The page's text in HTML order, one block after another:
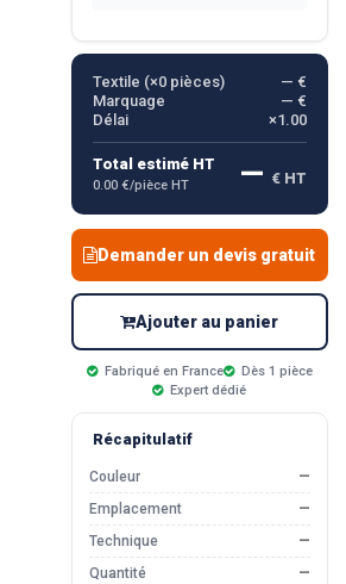
Textile (×0pièces)
— €
Marquage
— €
Délai
×1.00
Total estimé HT
0.00 €/pièce HT — € HT
Demander un devis gratuit
Ajouter au panier
Fabriqué en France
Dès 1 pièce
Expert dédié
Récapitulatif
Couleur
—
Emplacement
—
Technique
—
Quantité
—